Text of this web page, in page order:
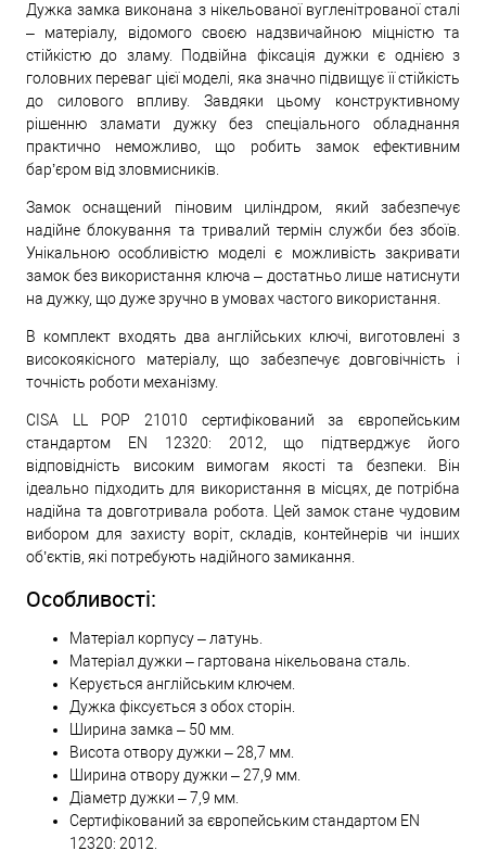
Дужка замка виконана з нікельованої вугленітрованої сталі
– матеріалу, відомого своєю надзвичайною міцністю та
стійкістю до зламу. Подвійна фіксація дужки є однією з
головних переваг цієї моделі, яка значно підвищує її стійкість
до силового впливу. Завдяки цьому конструктивному
рішенню зламати дужку без спеціального обладнання
практично неможливо, що робить замок ефективним
бар’єром від зловмисників.
Замок оснащений піновим циліндром, який забезпечує
надійне блокування та тривалий термін служби без збоїв.
Унікальною особливістю моделі є можливість закривати
замок без використання ключа – достатньо лише натиснути
на дужку, що дуже зручно в умовах частого використання.
В комплект входять два англійських ключі, виготовлені з
високоякісного матеріалу, що забезпечує довговічність і
точність роботи механізму.
CISA LL POP 21010 сертифікований за європейським
стандартом EN 12320: 2012, що підтверджує його
відповідність високим вимогам якості та безпеки. Він
ідеально підходить для використання в місцях, де потрібна
надійна та довготривала робота. Цей замок стане чудовим
вибором для захисту воріт, складів, контейнерів чи інших
об’єктів, які потребують надійного замикання.
Особливості:
Матеріал корпусу – латунь.
Матеріал дужки – гартована нікельована сталь.
Керується англійським ключем.
Дужка фіксується з обох сторін.
Ширина замка – 50 мм.
Висота отвору дужки – 28,7 мм.
Ширина отвору дужки – 27,9 мм.
Діаметр дужки – 7,9 мм.
Сертифікований за європейським стандартом EN
12320: 2012.